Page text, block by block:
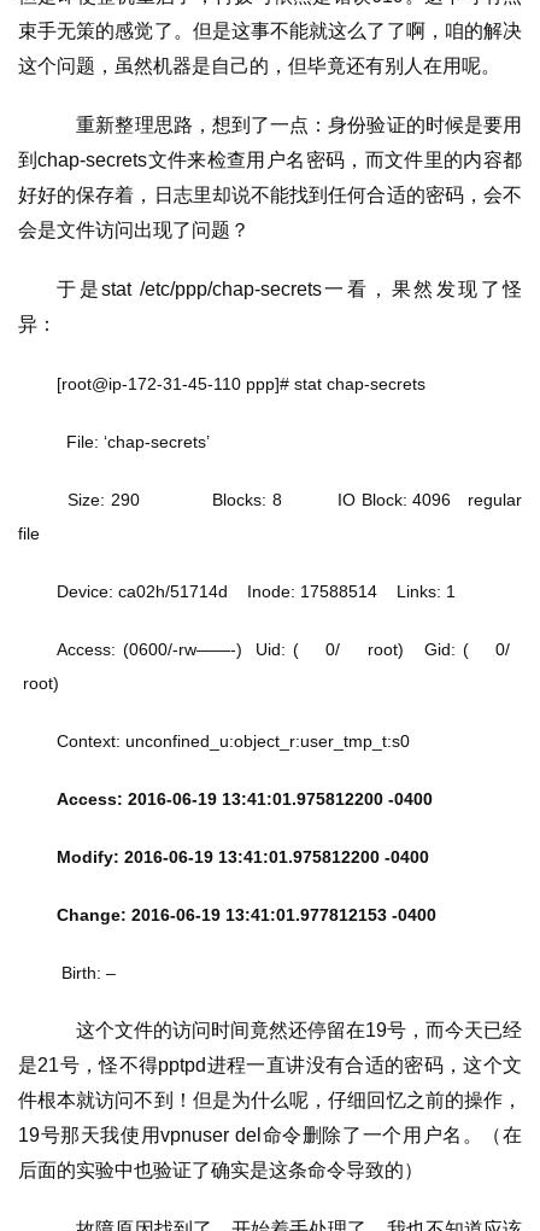
束手无策的感觉了。但是这事不能就这么了了啊，咱的解决
这个问题，虽然机器是自己的，但毕竟还有别人在用呢。
重新整理思路，想到了一点：身份验证的时候是要用
到chap-secrets文件来检查用户名密码，而文件里的内容都
好好的保存着，日志里却说不能找到任何合适的密码，会不
会是文件访问出现了问题？
于是stat /etc/ppp/chap-secrets一看，果然发现了怪
异：
[root@ip-172-31-45-110 ppp]# stat chap-secrets
File: ‘chap-secrets’
Size: 290             Blocks: 8          IO Block: 4096   regular
file
Device: ca02h/51714d    Inode: 17588514    Links: 1
Access: (0600/-rw——-)  Uid: (    0/    root)   Gid: (    0/
root)
Context: unconfined_u:object_r:user_tmp_t:s0
Access: 2016-06-19 13:41:01.975812200 -0400
Modify: 2016-06-19 13:41:01.975812200 -0400
Change: 2016-06-19 13:41:01.977812153 -0400
Birth: –
这个文件的访问时间竟然还停留在19号，而今天已经
是21号，怪不得pptpd进程一直讲没有合适的密码，这个文
件根本就访问不到！但是为什么呢，仔细回忆之前的操作，
19号那天我使用vpnuser del命令删除了一个用户名。（在
后面的实验中也验证了确实是这条命令导致的）